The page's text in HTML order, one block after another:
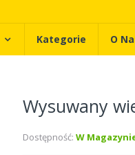
Kategorie O
Wysuwany
Dostępność: W